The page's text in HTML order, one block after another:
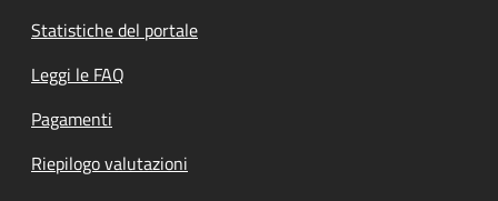
Statistiche del portale
Leggi le FAQ
Pagamenti
Riepilogo valutazioni